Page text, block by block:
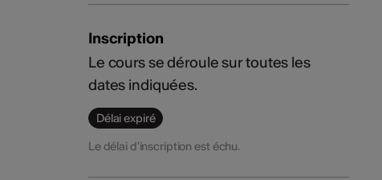
Inscription
Le cours se déroule sur toutes les
dates indiquées.
Délai expiré
Le délai d'inscription est échu.